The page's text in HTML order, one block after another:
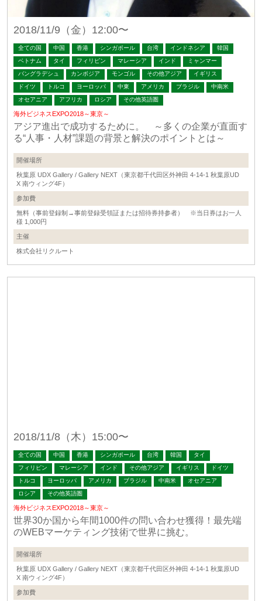
2018/11/9（金）12:00〜
全ての国 中国 香港 シンガポール 台湾 インドネシア
韓国
ベトナム
タイ フィリピン マレーシア インド
ミャンマー
バングラデシュ
カンボジア モンゴル その他アジア
イギリス
ドイツ
トルコ ヨーロッパ 中東 アメリカ ブラジル
中南米
オセアニア
アフリカ ロシア その他英語圏
海外ビジネスEXPO2018～東京～
アジア進出で成功するために。 ～多くの企業が直面す
る“人事・人材”課題の背景と解決のポイントとは～
開催場所
秋葉原 UDX Gallery / Gallery NEXT（東京都千代田区外神田 4-14-1 秋葉原UD
X 南ウィング4F）
参加費
無料（事前登録制→事前登録受領証または招待券持参者） ※当日券はお一人
様 1,000円
主催
株式会社リクルート
2018/11/8（木）15:00〜
全ての国 中国 香港 シンガポール 台湾 韓国
タイ
フィリピン
マレーシア インド その他アジア イギリス
ドイツ
トルコ
ヨーロッパ アメリカ ブラジル 中南米
オセアニア
ロシア
その他英語圏
海外ビジネスEXPO2018～東京～
世界30か国から年間1000件の問い合わせ獲得！最先端
のWEBマーケティング技術で世界に挑む。
開催場所
秋葉原 UDX Gallery / Gallery NEXT（東京都千代田区外神田 4-14-1 秋葉原UD
X 南ウィング4F）
参加費